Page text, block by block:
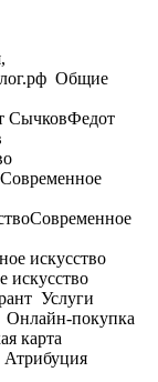
Общие
Федот
Современное
Современное
искусство
Услуги
Онлайн-покупка
карта
Атрибуция